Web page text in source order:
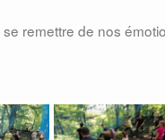
remettre de nos